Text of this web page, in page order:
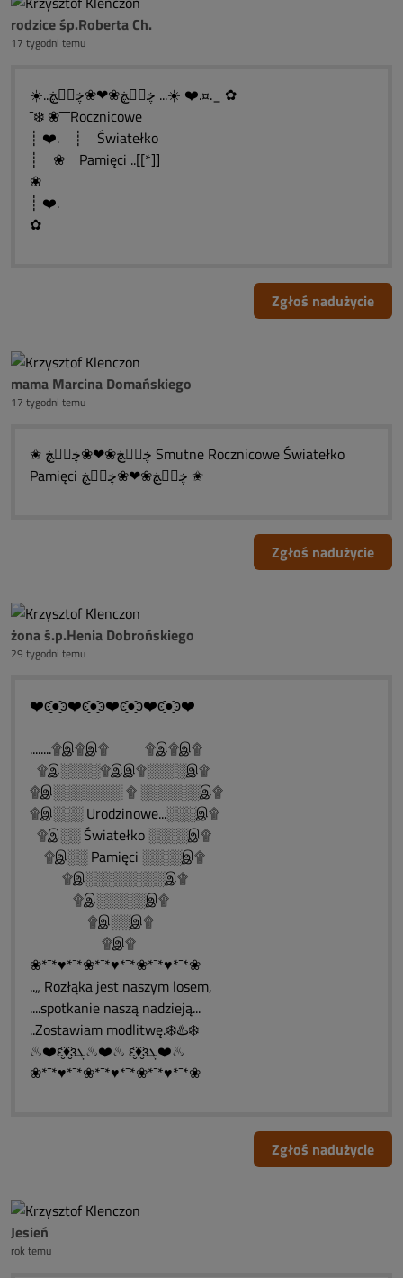
rodzice śp.Roberta Ch.
17 tygodni temu
☀️..ڿڰۣڿ❀❤❀ڿڰۣڿ ...☀️ ❤️.¤._ ✿
¯❄️ ❀¯¯¯Rocznicowe
┊ ❤️. ┊ Światełko
┊ ❀ Pamięci ..[[*]]
❀
┊ ❤️.
✿
Zgłoś nadużycie
mama Marcina Domańskiego
17 tygodni temu
✬ ڿڰۣڿ❀❤❀ڿڰۣڿ Smutne Rocznicowe Światełko
Pamięci ڿڰۣڿ❀❤❀ڿڰۣڿ ✬
Zgłoś nadużycie
żona ś.p.Henia Dobrońskiego
29 tygodni temu
❤️ͼ̮̑●̮̑ͽ❤️ͼ̮̑●̮̑ͽ❤️ͼ̮̑●̮̑ͽ❤️ͼ̮̑●̮̑ͽ❤️
........۩இ۩இ۩ ۩இ۩இ۩
۩இ░░░░۩இஇ۩░░░░இ۩
۩இ░░░░░░░ ۩ ░░░░░░இ۩
۩இ░░░ Urodzinowe...░░░இ۩
۩இ░░ Światełko ░░░░இ۩
۩இ░░ Pamięci ░░░░இ۩
۩இ░░░░░░░░இ۩
۩இ░░░░░இ۩
۩இ░░இ۩
۩இ۩
❀*¯*♥*¯*❀*¯*♥*¯*❀*¯*♥*¯*❀
..„ Rozłąka jest naszym losem,
....spotkanie naszą nadzieją...
..Zostawiam modlitwę.❄️♨️❄️
♨❤️ԑ̮̑♦̮̑ɜܓ♨❤️♨ ԑ̮̑♦̮̑ɜܓ❤️♨
❀*¯*♥*¯*❀*¯*♥*¯*❀*¯*♥*¯*❀
Zgłoś nadużycie
Jesień
rok temu